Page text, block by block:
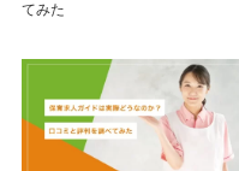
てみた